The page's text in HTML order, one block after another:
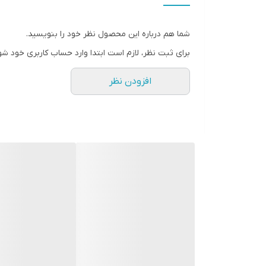
میکند و پوستی یکنواخت و زیبا را به شما هدیه
شما هم درباره این محصول نظر خود را بنویسید.
برای ثبت نظر، لازم است ابتدا وارد حساب کاربری خود
افزودن نظر